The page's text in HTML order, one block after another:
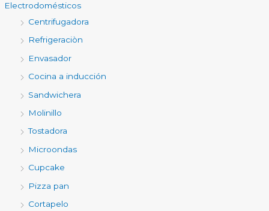
Electrodomésticos
Centrifugadora
Refrigeraciòn
Envasador
Cocina a inducción
Sandwichera
Molinillo
Tostadora
Microondas
Cupcake
Pizza pan
Cortapelo